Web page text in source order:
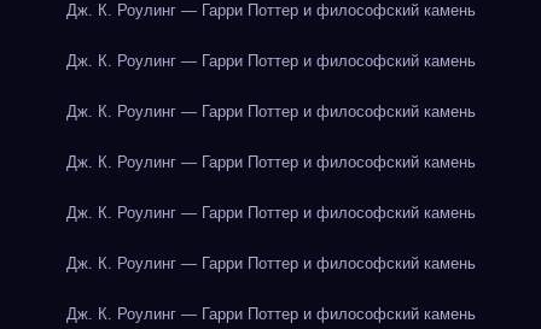
Дж. К. Роулинг — Гарри Поттер и философский камень
Дж. К. Роулинг — Гарри Поттер и философский камень
Дж. К. Роулинг — Гарри Поттер и философский камень
Дж. К. Роулинг — Гарри Поттер и философский камень
Дж. К. Роулинг — Гарри Поттер и философский камень
Дж. К. Роулинг — Гарри Поттер и философский камень
Дж. К. Роулинг — Гарри Поттер и философский камень